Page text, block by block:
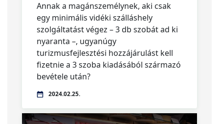
Annak a magánszemélynek, aki csak
egy minimális vidéki szálláshely
szolgáltatást végez – 3 db szobát ad ki
nyaranta –, ugyanúgy
turizmusfejlesztési hozzájárulást kell
fizetnie a 3 szoba kiadásából származó
bevétele után?
2024.02.25.